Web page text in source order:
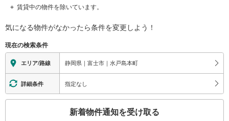
賃貸中の物件を除いています。
気になる物件がなかったら条件を変更しよう！
現在の検索条件
エリア/路線 静岡県｜富士市｜水戸島本町
詳細条件 指定なし
新着物件通知を受け取る